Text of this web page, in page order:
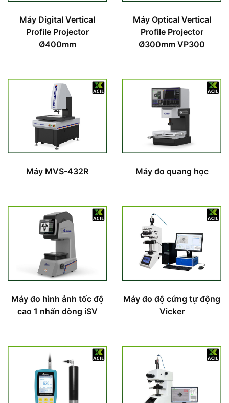
Máy Digital Vertical
Profile Projector
Ø400mm
Máy Optical Vertical
Profile Projector
Ø300mm VP300
Máy MVS-432R Máy đo quang học
Máy đo hình ảnh tốc độ
cao 1 nhấn dòng iSV
Máy đo độ cứng tự động
Vicker